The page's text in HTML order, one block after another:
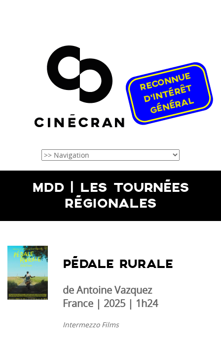
MDD | LES TOURNÉES
RÉGIONALES
PÉDALE RURALE
de Antoine Vazquez
France | 2025 | 1h24
Intermezzo Films